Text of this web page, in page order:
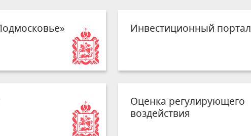
Инвестиционный портал
Оценка регулирующего
воздействия